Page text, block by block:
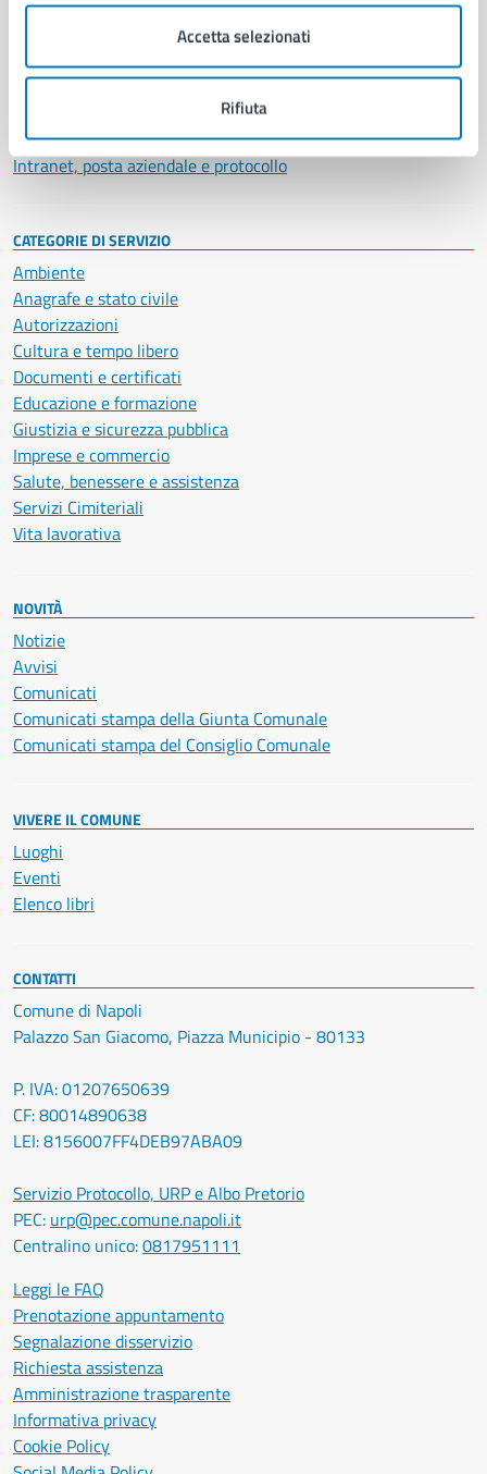
Accetta selezionati
Rifiuta
Municipalità
Enti e fondazioni
Politici
Documenti e dati
Intranet, posta aziendale e protocollo
CATEGORIE DI SERVIZIO
Ambiente
Anagrafe e stato civile
Autorizzazioni
Cultura e tempo libero
Documenti e certificati
Educazione e formazione
Giustizia e sicurezza pubblica
Imprese e commercio
Salute, benessere e assistenza
Servizi Cimiteriali
Vita lavorativa
NOVITÀ
Notizie
Avvisi
Comunicati
Comunicati stampa della Giunta Comunale
Comunicati stampa del Consiglio Comunale
VIVERE IL COMUNE
Luoghi
Eventi
Elenco libri
CONTATTI
Comune di Napoli
Palazzo San Giacomo, Piazza Municipio - 80133
P. IVA: 01207650639
CF: 80014890638
LEI: 8156007FF4DEB97ABA09
Servizio Protocollo, URP e Albo Pretorio
PEC: urp@pec.comune.napoli.it
Centralino unico:0817951111
Leggi le FAQ
Prenotazione appuntamento
Segnalazione disservizio
Richiesta assistenza
Amministrazione trasparente
Informativa privacy
Cookie Policy